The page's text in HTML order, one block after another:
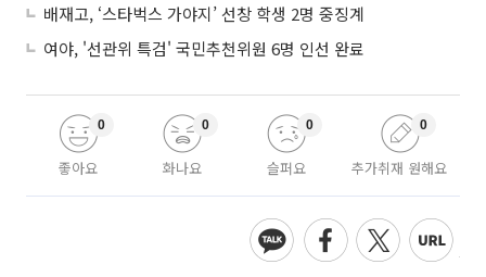
배재고, ‘스타벅스 가야지’ 선창 학생 2명 중징계
여야, '선관위 특검' 국민추천위원 6명 인선 완료
좋아요
0
화나요
0
슬퍼요
0
추가취재 원해요
0